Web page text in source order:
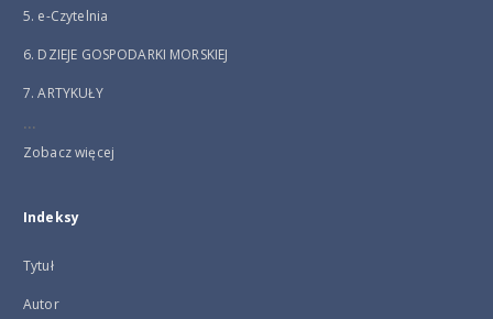
5. e-Czytelnia
6. DZIEJE GOSPODARKI MORSKIEJ
7. ARTYKUŁY
...
Zobacz więcej
Indeksy
Tytuł
Autor